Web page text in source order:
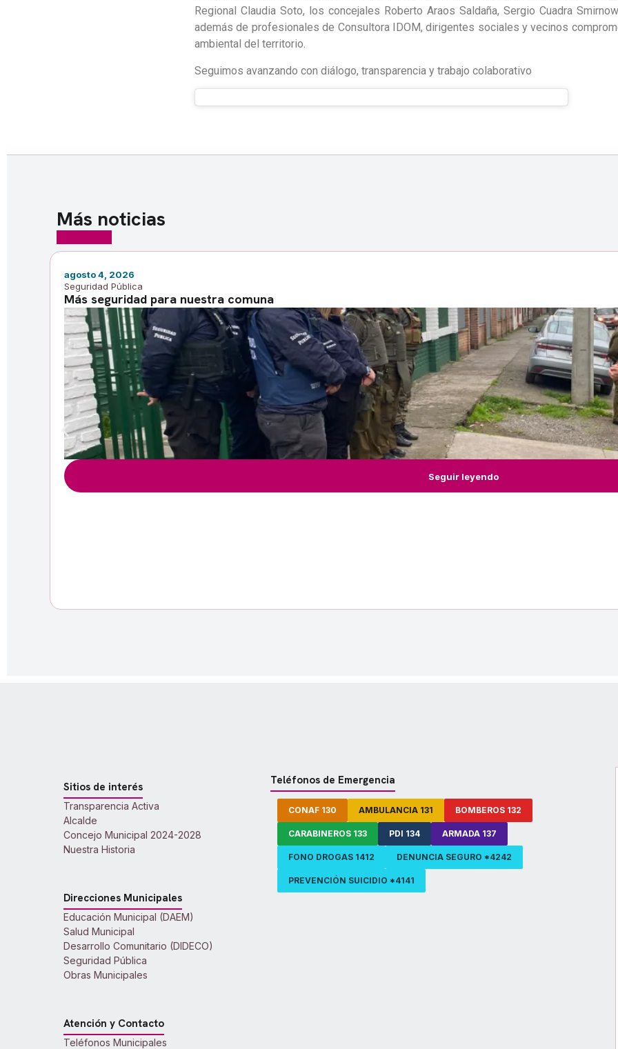
Regional Claudia Soto, los concejales Roberto Araos Saldaña, Sergio Cuadra
además de profesionales de Consultora IDOM, dirigentes sociales y vecinos
ambiental del territorio.
Seguimos avanzando con diálogo, transparencia y trabajo colaborativo
Más noticias
agosto 4, 2026
Seguridad Pública
Más seguridad para nuestra comuna
Seguir leyendo
Sitios de interés
Transparencia Activa
Alcalde
Concejo Municipal 2024-2028
Nuestra Historia
Direcciones Municipales
Educación Municipal (DAEM)
Salud Municipal
Desarrollo Comunitario (DIDECO)
Seguridad Pública
Obras Municipales
Atención y Contacto
Teléfonos Municipales
Teléfonos de Emergencia
CONAF 130 AMBULANCIA 131 BOMBEROS 132
CARABINEROS 133 PDI 134 ARMADA 137
FONO DROGAS 1412 DENUNCIA SEGURO *4242
PREVENCIÓN SUICIDIO *4141